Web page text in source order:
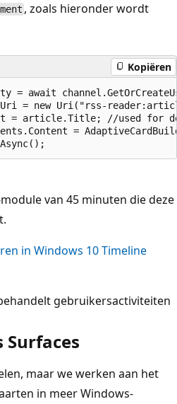
, zoals hieronder wordt
Kopiëren
= await
= new Uri("rss-
= article.Title; //used for
=
van 45 minuten die deze
in Windows 10 Timeline
gebruikersactiviteiten
Surfaces
maar we werken aan het
in meer Windows-